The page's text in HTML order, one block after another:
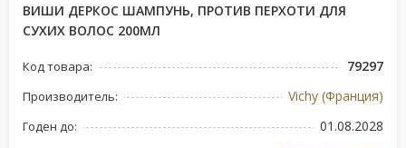
ВИШИ ДЕРКОС ШАМПУНЬ, ПРОТИВ ПЕРХОТИ ДЛЯ
СУХИХ ВОЛОС 200МЛ
Код товара: 79297
Производитель: Vichy (Франция)
Годен до: 01.08.2028